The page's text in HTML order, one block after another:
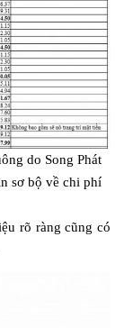
do Song Phát
sơ bộ về chi phí
rõ ràng cũng có